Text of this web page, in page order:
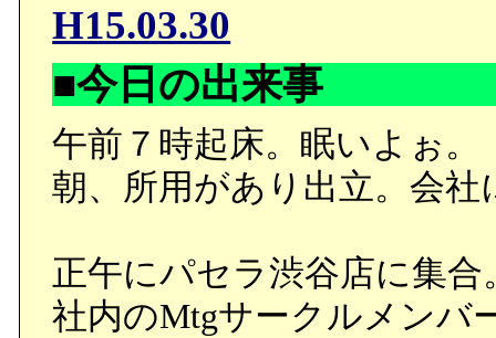
H15.03.30
■今日の出来事
午前７時起床。眠いよぉ。
朝、所用があり出立。会
正午にパセラ渋谷店に集合
社内のMtgサークルメンバ